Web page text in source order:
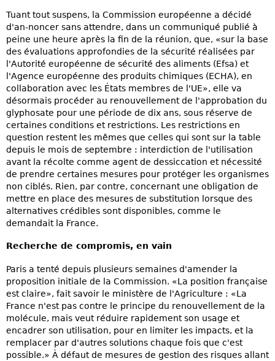
Tuant tout suspens, la Commission européenne a décidé
d'an-noncer sans attendre, dans un communiqué publié à
peine une heure après la fin de la réunion, que, «sur la base
des évaluations approfondies de la sécurité réalisées par
l'Autorité européenne de sécurité des aliments (Efsa) et
l'Agence européenne des produits chimiques (ECHA), en
collaboration avec les États membres de l'UE», elle va
désormais procéder au renouvellement de l'approbation du
glyphosate pour une période de dix ans, sous réserve de
certaines conditions et restrictions. Les restrictions en
question restent les mêmes que celles qui sont sur la table
depuis le mois de septembre : interdiction de l'utilisation
avant la récolte comme agent de dessiccation et nécessité
de prendre certaines mesures pour protéger les organismes
non ciblés. Rien, par contre, concernant une obligation de
mettre en place des mesures de substitution lorsque des
alternatives crédibles sont disponibles, comme le
demandait la France.
Recherche de compromis, en vain
Paris a tenté depuis plusieurs semaines d'amender la
proposition initiale de la Commission. «La position française
est claire», fait savoir le ministère de l'Agriculture : «La
France n'est pas contre le principe du renouvellement de la
molécule, mais veut réduire rapidement son usage et
encadrer son utilisation, pour en limiter les impacts, et la
remplacer par d'autres solutions chaque fois que c'est
possible.» À défaut de mesures de gestion des risques allant